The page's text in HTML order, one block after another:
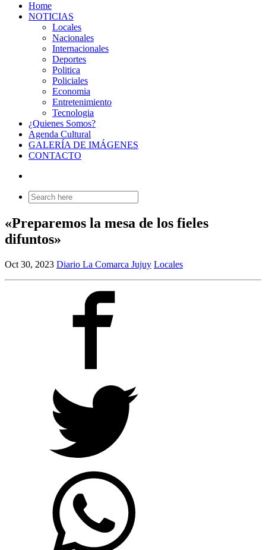
Home
NOTICIAS
Locales
Nacionales
Internacionales
Deportes
Politica
Policiales
Economia
Entretenimiento
Tecnologia
¿Quienes Somos?
Agenda Cultural
GALERÍA DE IMÁGENES
CONTACTO
Search
for:
«Preparemos la mesa de los fieles
difuntos»
Oct 30, 2023 Diario La Comarca Jujuy Locales